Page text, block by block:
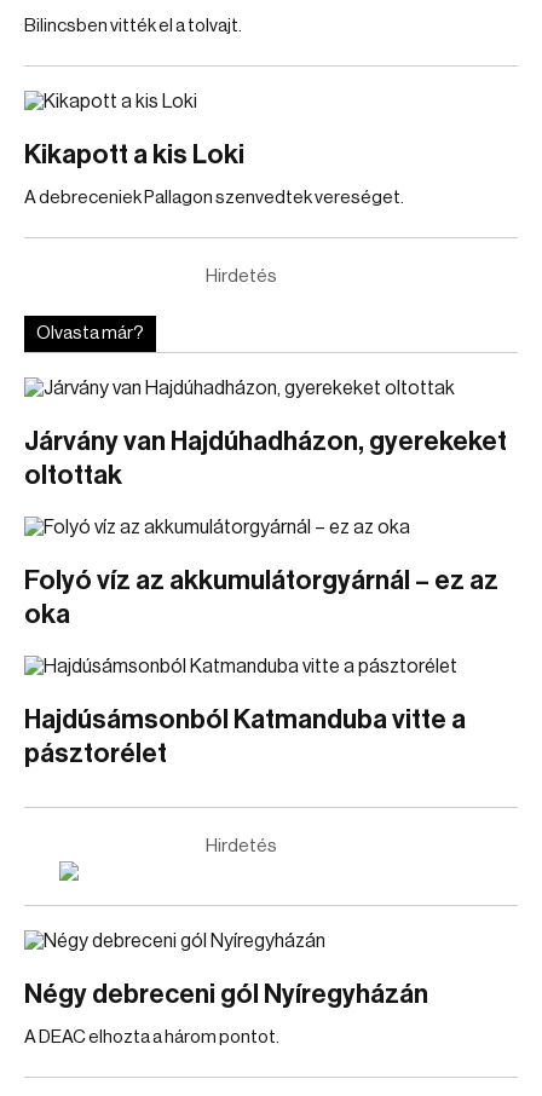
Bilincsben vitték el a tolvajt.
Kikapott a kis Loki
A debreceniek Pallagon szenvedtek vereséget.
Hirdetés
Olvasta már?
Járvány van Hajdúhadházon, gyerekeket
oltottak
Folyó víz az akkumulátorgyárnál – ez az
oka
Hajdúsámsonból Katmanduba vitte a
pásztorélet
Hirdetés
Négy debreceni gól Nyíregyházán
A DEAC elhozta a három pontot.